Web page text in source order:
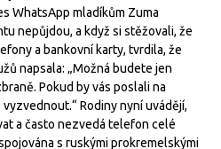
WhatsApp mladíkům Zuma
nepůjdou, a když si stěžovali, že
a bankovní karty, tvrdila, že
napsala: „Možná budete jen
Pokud by vás poslali na
Rodiny nyní uvádějí,
a často nezvedá telefon celé
s ruskými prokremelskými